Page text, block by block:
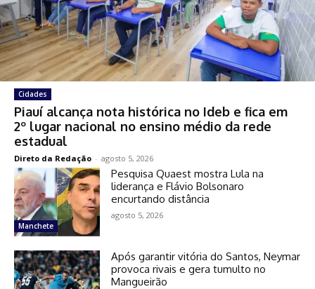
Cidades
Piauí alcança nota histórica no Ideb e fica em
2º lugar nacional no ensino médio da rede
estadual
Direto da Redação - agosto 5, 2026
Manchete
Pesquisa Quaest mostra Lula na
liderança e Flávio Bolsonaro
encurtando distância
agosto 5, 2026
Após garantir vitória do Santos, Neymar
provoca rivais e gera tumulto no
Mangueirão